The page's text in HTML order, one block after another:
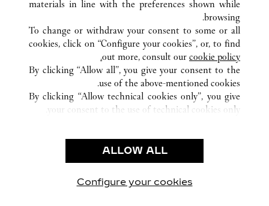
CUSTOMER CARE
CONTACT US
OUR COMPANY
CAREERS
FIND A BOUTIQUE
PRIVACY POLICY
CONDITIONS OF SALE
materials in line with the preferences shown while
browsing.
To change or withdraw your consent to some or all
cookies, click on “Configure your cookies”, or, to find
out more, consult our cookie policy.
By clicking “Allow all”, you give your consent to the
use of the above-mentioned cookies.
By clicking “Allow technical cookies only”, you give
your consent to the use of technical cookies only.
ALLOW ALL
Configure your cookies